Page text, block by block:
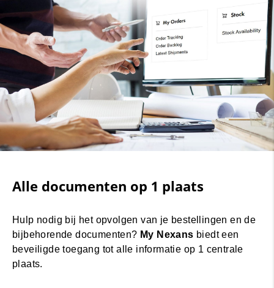
Alle documenten op 1 plaats
Hulp nodig bij het opvolgen van je bestellingen en de
bijbehorende documenten? My Nexans biedt een
beveiligde toegang tot alle informatie op 1 centrale
plaats.